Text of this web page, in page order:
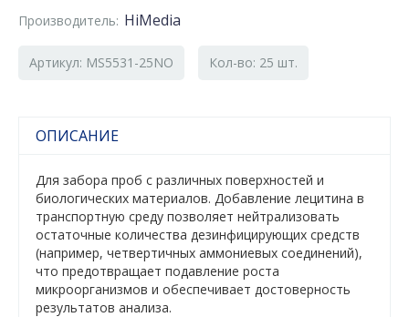
Производитель: HiMedia
Артикул: MS5531-25NO Кол-во: 25 шт.
ОПИСАНИЕ
Для забора проб с различных поверхностей и
биологических материалов. Добавление лецитина в
транспортную среду позволяет нейтрализовать
остаточные количества дезинфицирующих средств
(например, четвертичных аммониевых соединений),
что предотвращает подавление роста
микроорганизмов и обеспечивает достоверность
результатов анализа.